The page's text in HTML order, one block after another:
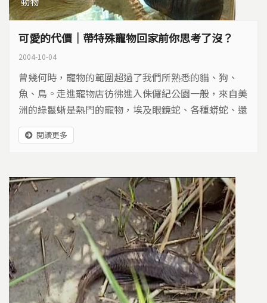
可愛的代價｜帶特殊寵物回家前你思考了沒？
2004-10-04
曾幾何時，寵物的範圍超過了我們所熟悉的貓、狗、
魚、鳥。走進寵物店彷彿進入侏儸紀公園一般，來自美
洲的綠鬣蜥是熱門的寵物，埃及眼鏡蛇、各種蟒蛇、還
有各式各樣不同的龜類，牠們遠從世界各地飄洋過海來
到台灣。
閱讀更多